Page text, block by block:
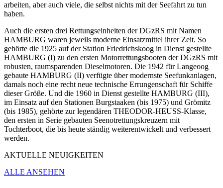
arbeiten, aber auch viele, die selbst nichts mit der Seefahrt zu tun
haben.
Auch die ersten drei Rettungseinheiten der DGzRS mit Namen
HAMBURG waren jeweils moderne Einsatzmittel ihrer Zeit. So
gehörte die 1925 auf der Station Friedrichskoog in Dienst gestellte
HAMBURG (I) zu den ersten Motorrettungsbooten der DGzRS mit
robusten, raumsparenden Dieselmotoren. Die 1942 für Langeoog
gebaute HAMBURG (II) verfügte über modernste Seefunkanlagen,
damals noch eine recht neue technische Errungenschaft für Schiffe
dieser Größe. Und die 1960 in Dienst gestellte HAMBURG (III),
im Einsatz auf den Stationen Burgstaaken (bis 1975) und Grömitz
(bis 1985), gehörte zur legendären THEODOR-HEUSS-Klasse,
den ersten in Serie gebauten Seenotrettungskreuzern mit
Tochterboot, die bis heute ständig weiterentwickelt und verbessert
werden.
AKTUELLE NEUIGKEITEN
ALLE ANSEHEN